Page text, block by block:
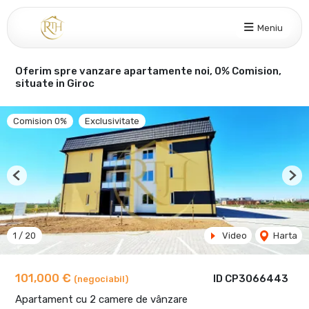
Meniu
Oferim spre vanzare apartamente noi, 0% Comision,
situate in Giroc
ID CP3066443
101,000 € (negociabil)
Apartament cu 2 camere de vânzare
Comision 0% Exclusivitate
1 / 20 Video Harta
Previous